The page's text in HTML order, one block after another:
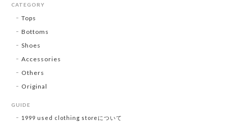
CATEGORY
Tops
Bottoms
Shoes
Accessories
Others
Original
GUIDE
1999 used clothing storeについて